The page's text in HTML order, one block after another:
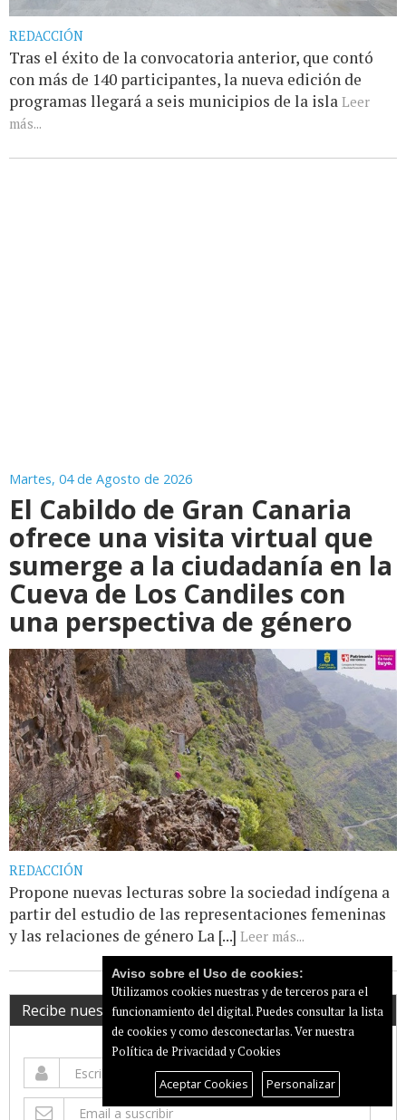
REDACCIÓN
Tras el éxito de la convocatoria anterior, que contó
con más de 140 participantes, la nueva edición de
programas llegará a seis municipios de la isla Leer
más...
Martes, 04 de Agosto de 2026
El Cabildo de Gran Canaria
ofrece una visita virtual que
sumerge a la ciudadanía en la
Cueva de Los Candiles con
una perspectiva de género
REDACCIÓN
Propone nuevas lecturas sobre la sociedad indígena a
partir del estudio de las representaciones femeninas
y las relaciones de género La [...] Leer más...
Recibe nuestro newsletter
Aviso sobre el Uso de cookies:
Utilizamos cookies nuestras y de terceros para el
funcionamiento del digital. Puedes consultar la lista
de cookies y como desconectarlas.Ver nuestra
Política de Privacidad y Cookies
Aceptar Cookies Personalizar